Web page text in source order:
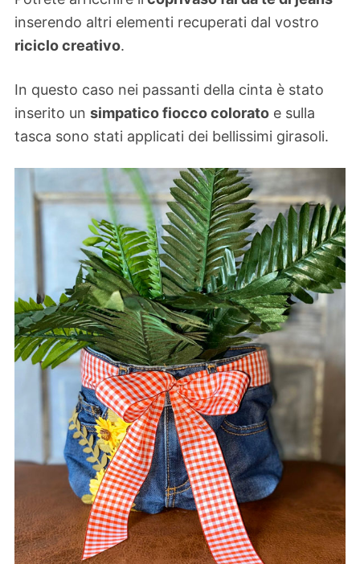
inserendo altri elementi recuperati dal vostro
riciclo creativo.
In questo caso nei passanti della cinta è stato
inserito un simpatico fiocco colorato e sulla
tasca sono stati applicati dei bellissimi girasoli.